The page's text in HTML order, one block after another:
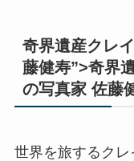
奇界遺産クレ
藤健寿”>奇界
の写真家 佐藤
世界を旅するク